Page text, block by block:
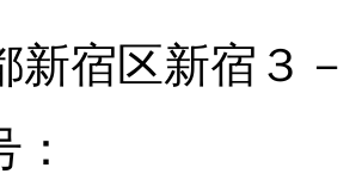
新宿区新宿３